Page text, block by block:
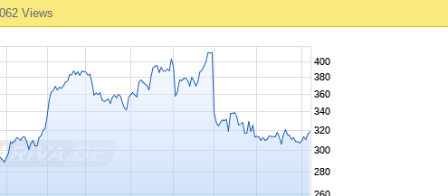
Views